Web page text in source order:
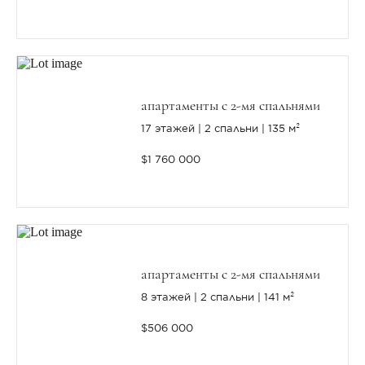
апартаменты с 2-мя спальнями
17 этажей 2 спальни 135 м²
$1 760 000
апартаменты с 2-мя спальнями
8 этажей 2 спальни 141 м²
$506 000